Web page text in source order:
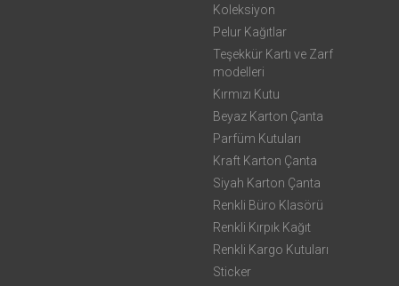
Koleksiyon
Pelur Kağıtlar
Teşekkür Kartı ve Zarf
modelleri
Kırmızı Kutu
Beyaz Karton Çanta
Parfüm Kutuları
Kraft Karton Çanta
Siyah Karton Çanta
Renkli Büro Klasörü
Renkli Kırpık Kağıt
Renkli Kargo Kutuları
Sticker